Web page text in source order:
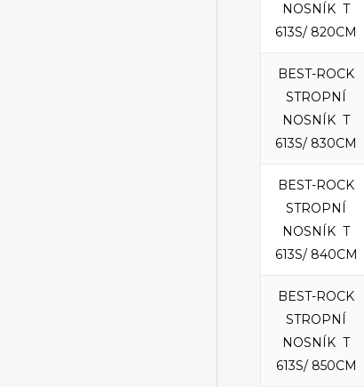
NOSNÍK T
613S/ 820CM
BEST-ROCK
STROPNÍ
NOSNÍK T
613S/ 830CM
BEST-ROCK
STROPNÍ
NOSNÍK T
613S/ 840CM
BEST-ROCK
STROPNÍ
NOSNÍK T
613S/ 850CM